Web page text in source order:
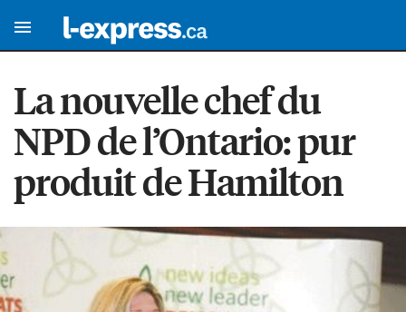
La nouvelle chef du
NPD de l’Ontario: pur
produit de Hamilton